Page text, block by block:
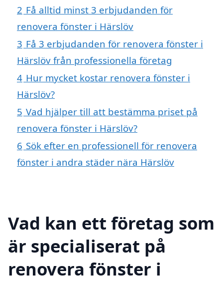
2 Få alltid minst 3 erbjudanden för
renovera fönster i Härslöv
3 Få 3 erbjudanden för renovera fönster i
Härslöv från professionella företag
4 Hur mycket kostar renovera fönster i
Härslöv?
5 Vad hjälper till att bestämma priset på
renovera fönster i Härslöv?
6 Sök efter en professionell för renovera
fönster i andra städer nära Härslöv
Vad kan ett företag som
är specialiserat på
renovera fönster i